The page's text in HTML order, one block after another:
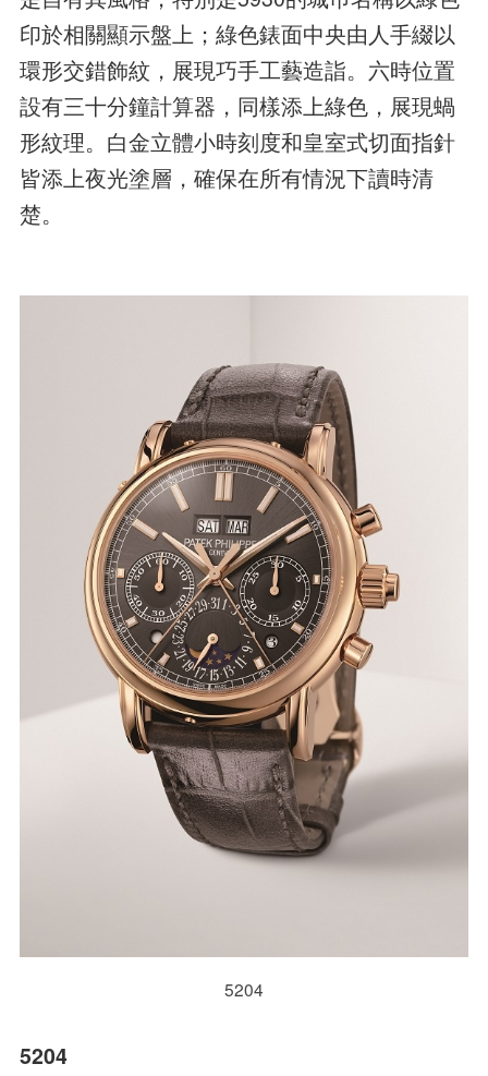
印於相關顯示盤上；綠色錶面中央由人手綴以
環形交錯飾紋，展現巧手工藝造詣。六時位置
設有三十分鐘計算器，同樣添上綠色，展現蝸
形紋理。白金立體小時刻度和皇室式切面指針
皆添上夜光塗層，確保在所有情況下讀時清
楚。
5204
5204